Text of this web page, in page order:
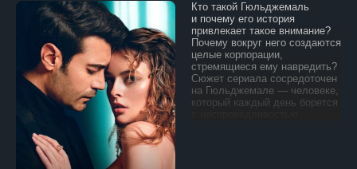
Кто такой Гюльджемаль
и почему его история
привлекает такое внимание?
Почему вокруг него создаются
целые корпорации,
стремящиеся ему навредить?
Сюжет сериала сосредоточен
на Гюльджемале — человеке,
который каждый день борется